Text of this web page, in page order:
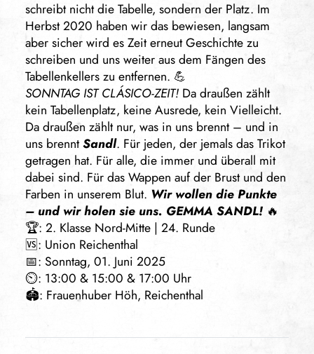
schreibt nicht die Tabelle, sondern der Platz. Im
Herbst 2020 haben wir das bewiesen, langsam
aber sicher wird es Zeit erneut Geschichte zu
schreiben und uns weiter aus dem Fängen des
Tabellenkellers zu entfernen. 💪
SONNTAG IST CLÁSICO-ZEIT! Da draußen zählt
kein Tabellenplatz, keine Ausrede, kein Vielleicht.
Da draußen zählt nur, was in uns brennt – und in
uns brenntSandl. Für jeden, der jemals das Trikot
getragen hat. Für alle, die immer und überall mit
dabei sind. Für das Wappen auf der Brust und den
Farben in unserem Blut. Wir wollen die Punkte
– und wir holen sie uns. GEMMA SANDL! 🔥
🏆: 2. Klasse Nord-Mitte | 24. Runde
🆚: Union Reichenthal
📅: Sonntag, 01. Juni 2025
⏲️: 13:00 & 15:00 & 17:00 Uhr
🏟️: Frauenhuber Höh, Reichenthal